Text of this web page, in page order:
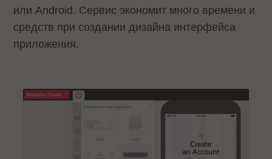
или Android. Сервис экономит много времени и
средств при создании дизайна интерфейса
приложения.